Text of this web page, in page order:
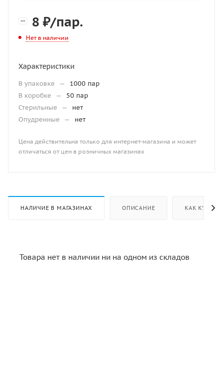
8 ₽/пар.
Нет в наличии
Характеристики
В упаковке —
1000 пар
В коробке
—
50 пар
Стерильные
—
нет
Опудренные
— нет
Цена действительна только для интернет-магазина и может
отличаться от цен в розничных магазинах
НАЛИЧИЕ В МАГАЗИНАХ ОПИСАНИЕ КАК КУПИТЬ
Товара нет в наличии ни на одном из складов